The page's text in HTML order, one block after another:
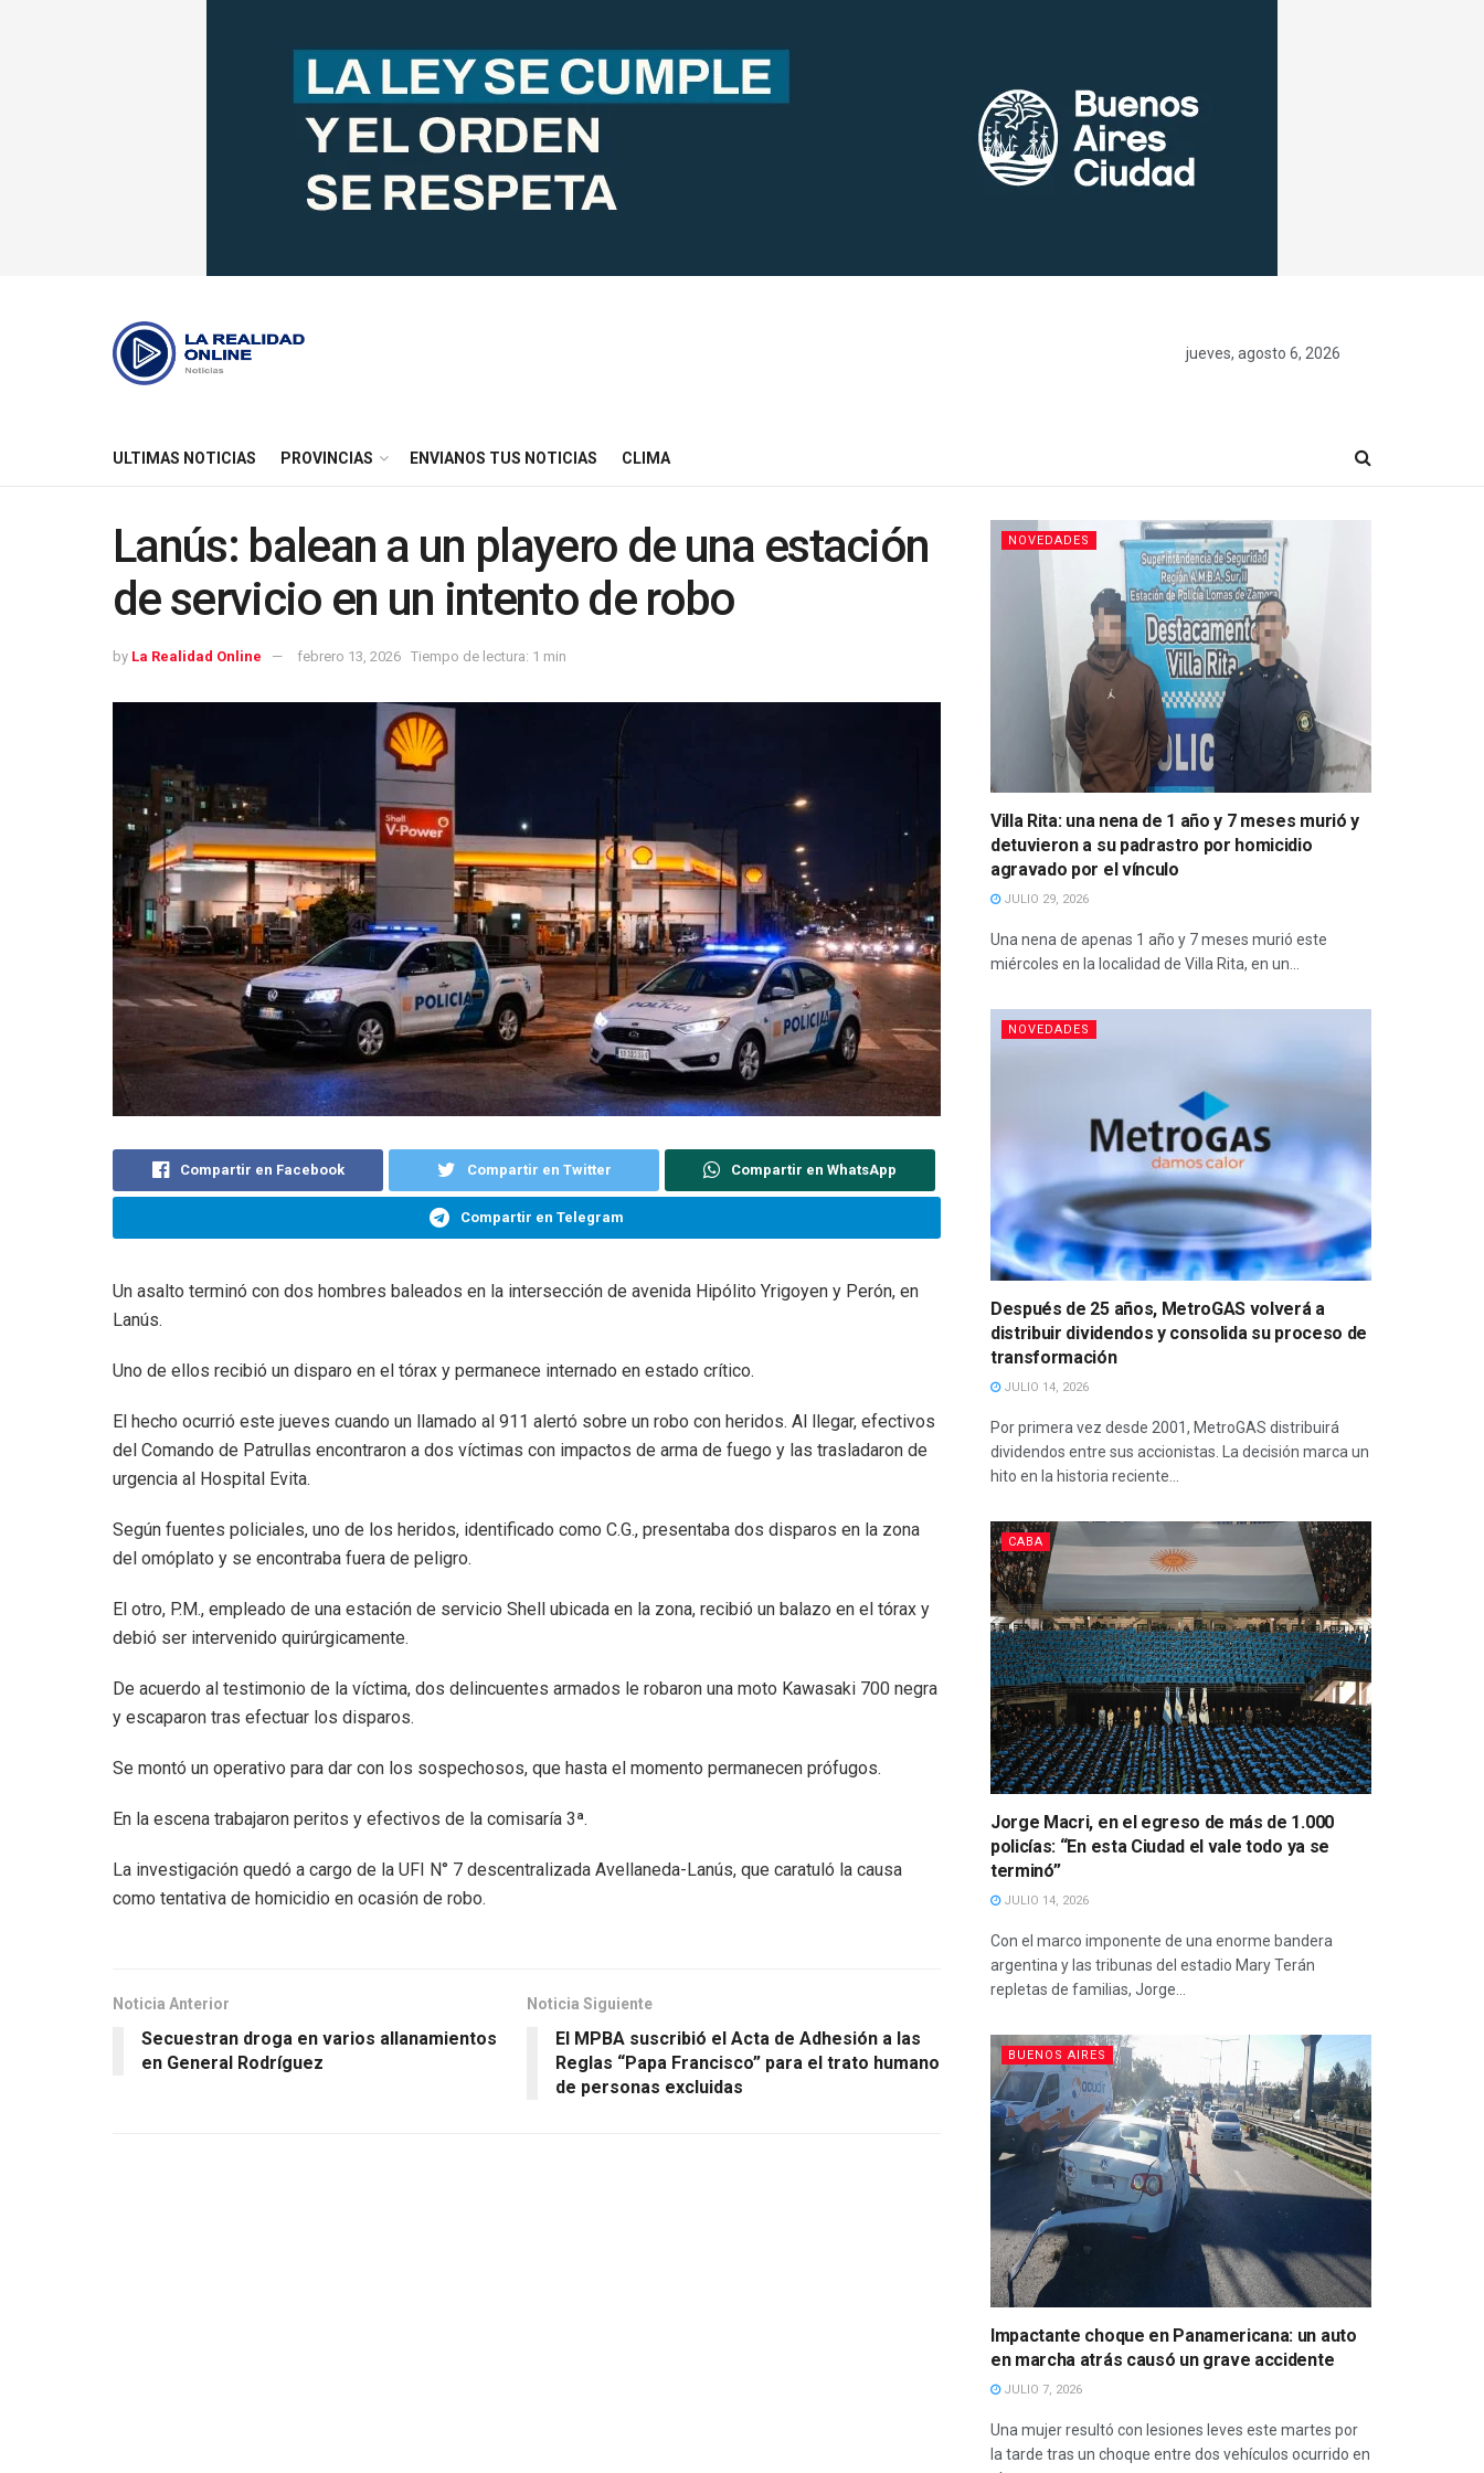
jueves, agosto 6, 2026
ULTIMAS NOTICIAS PROVINCIAS ENVIANOS TUS NOTICIAS CLIMA
Lanús: balean a un playero de una estación
de servicio en un intento de robo
by La Realidad Online febrero 13, 2026 Tiempo de lectura: 1 min
Compartir en Facebook Compartir en Twitter Compartir en WhatsApp
Compartir en Telegram
Un asalto terminó con dos hombres baleados en la intersección de avenida Hipólito Yrigoyen y Perón, en
Lanús.
Uno de ellos recibió un disparo en el tórax y permanece internado en estado crítico.
El hecho ocurrió este jueves cuando un llamado al 911 alertó sobre un robo con heridos. Al llegar, efectivos
del Comando de Patrullas encontraron a dos víctimas con impactos de arma de fuego y las trasladaron de
urgencia al Hospital Evita.
Según fuentes policiales, uno de los heridos, identificado como C.G., presentaba dos disparos en la zona
del omóplato y se encontraba fuera de peligro.
El otro, P.M., empleado de una estación de servicio Shell ubicada en la zona, recibió un balazo en el tórax y
debió ser intervenido quirúrgicamente.
De acuerdo al testimonio de la víctima, dos delincuentes armados le robaron una moto Kawasaki 700 negra
y escaparon tras efectuar los disparos.
Se montó un operativo para dar con los sospechosos, que hasta el momento permanecen prófugos.
En la escena trabajaron peritos y efectivos de la comisaría 3ª.
La investigación quedó a cargo de la UFI N° 7 descentralizada Avellaneda-Lanús, que caratuló la causa
como tentativa de homicidio en ocasión de robo.
Noticia Anterior
Secuestran droga en varios allanamientos
en General Rodríguez
Noticia Siguiente
El MPBA suscribió el Acta de Adhesión a las
Reglas “Papa Francisco” para el trato humano
de personas excluidas
NOVEDADES
Villa Rita: una nena de 1 año y 7 meses murió y
detuvieron a su padrastro por homicidio
agravado por el vínculo
JULIO 29, 2026
Una nena de apenas 1 año y 7 meses murió este
miércoles en la localidad de Villa Rita, en un...
NOVEDADES
Después de 25 años, MetroGAS volverá a
distribuir dividendos y consolida su proceso de
transformación
JULIO 14, 2026
Por primera vez desde 2001, MetroGAS distribuirá
dividendos entre sus accionistas. La decisión marca un
hito en la historia reciente...
CABA
Jorge Macri, en el egreso de más de 1.000
policías: “En esta Ciudad el vale todo ya se
terminó”
JULIO 14, 2026
Con el marco imponente de una enorme bandera
argentina y las tribunas del estadio Mary Terán
repletas de familias, Jorge...
BUENOS AIRES
Impactante choque en Panamericana: un auto
en marcha atrás causó un grave accidente
JULIO 7, 2026
Una mujer resultó con lesiones leves este martes por
la tarde tras un choque entre dos vehículos ocurrido en